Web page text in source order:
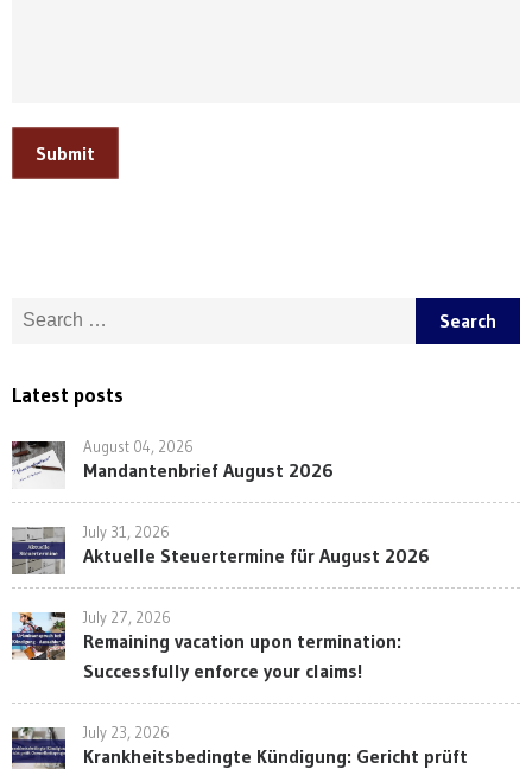
Submit
Search for:
Latest posts
August 04, 2026
Mandantenbrief August 2026
July 31, 2026
Aktuelle Steuertermine für August 2026
July 27, 2026
Remaining vacation upon termination:
Successfully enforce your claims!
July 23, 2026
Krankheitsbedingte Kündigung: Gericht prüft